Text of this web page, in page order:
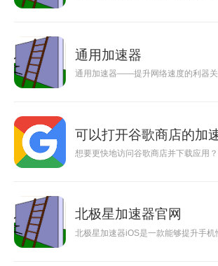
通用加速器
通用加速器——提升网络速度的利器关
可以打开谷歌商店的加
想要更快地访问谷歌商店并下载应用
北极星加速器官网
北极星加速器iOS是一款能够提升手